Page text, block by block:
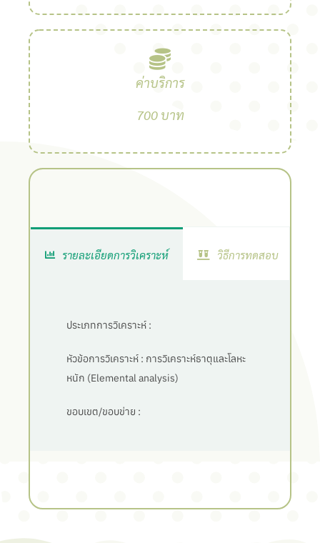
ค่าบริการ
700 บาท
รายละเอียดการวิเคราะห์ วิธีการทดสอบ
ประเภทการวิเคราะห์ :
หัวข้อการวิเคราะห์ : การวิเคราะห์ธาตุและโลหะ
หนัก (Elemental analysis)
ขอบเขต/ขอบข่าย :